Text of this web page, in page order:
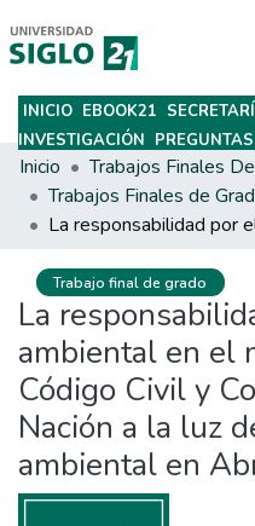
Subir
INICIO EBOOK21
INVESTIGACIÓN
Inicio
Trabajos Finales de
Trabajo final de grado
La
ambiental en el
Código Civil y
Nación a la luz
ambiental en